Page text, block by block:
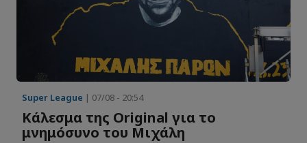
Super League | 07/08 - 20:54
Κάλεσμα της Original για το
μνημόσυνο του Μιχάλη